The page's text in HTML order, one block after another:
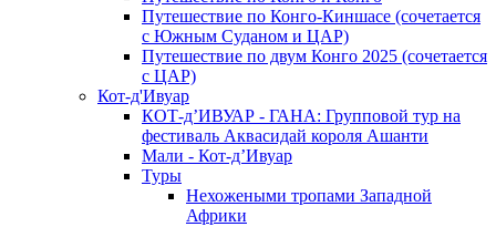
Путешествие по Конго-Киншасе (сочетается
с Южным Суданом и ЦАР)
Путешествие по двум Конго 2025 (сочетается
с ЦАР)
Кот-д'Ивуар
КОТ-д’ИВУАР - ГАНА: Групповой тур на
фестиваль Аквасидай короля Ашанти
Мали - Кот-д’Ивуар
Туры
Нехожеными тропами Западной
Африки